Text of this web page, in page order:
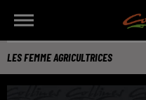
LES FEMME AGRICULTRICES